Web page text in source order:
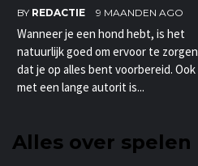
BY REDACTIE 9 MAANDEN AGO
Wanneer je een hond hebt, is het
natuurlijk goed om ervoor te zorgen
dat je op alles bent voorbereid. Ook
met een lange autorit is...
Alles over spelen